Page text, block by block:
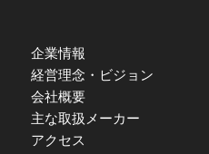
企業情報
経営理念・ビジョン
会社概要
主な取扱メーカー
アクセス